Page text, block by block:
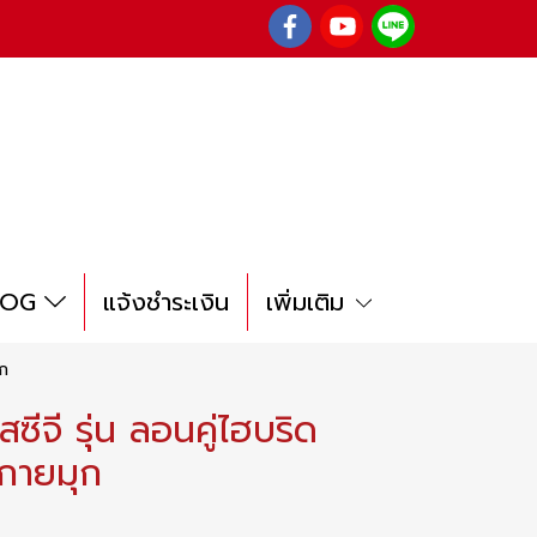
แจ้งชำระเงิน เพิ่มเติม
ซีจี รุ่น ลอนคู่ไฮบริด
ายมุก